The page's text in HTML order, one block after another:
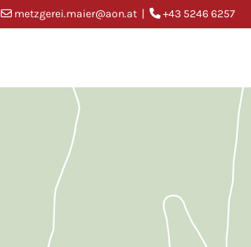
 metzgerei.maier@aon.at|  +43 5246 6257